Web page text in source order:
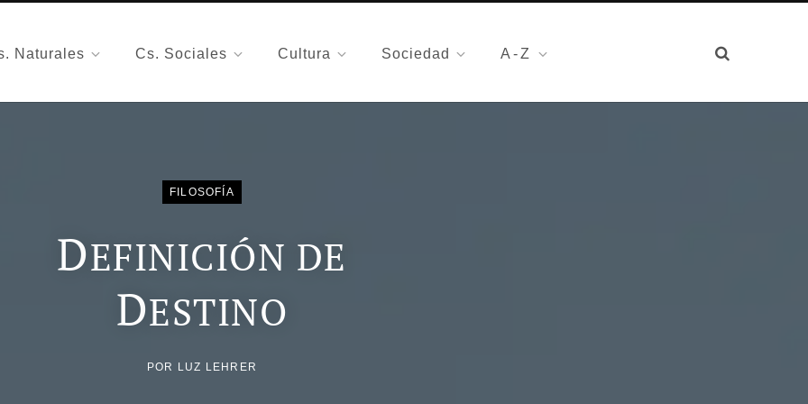
Naturales Cs. Sociales Cultura Sociedad A-Z
FILOSOFÍA
DEFINICIÓN DE
DESTINO
POR LUZ LEHRER